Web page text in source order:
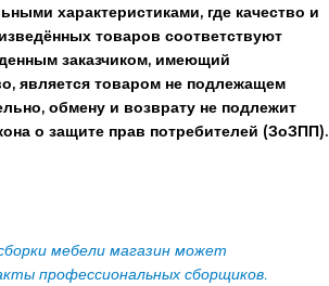
характеристиками, где качество и
товаров соответствуют
заказчиком, имеющий
является товаром не подлежащем
обмену и возврату не подлежит
о защите прав потребителей (ЗоЗПП).
мебели магазин может
профессиональных сборщиков.